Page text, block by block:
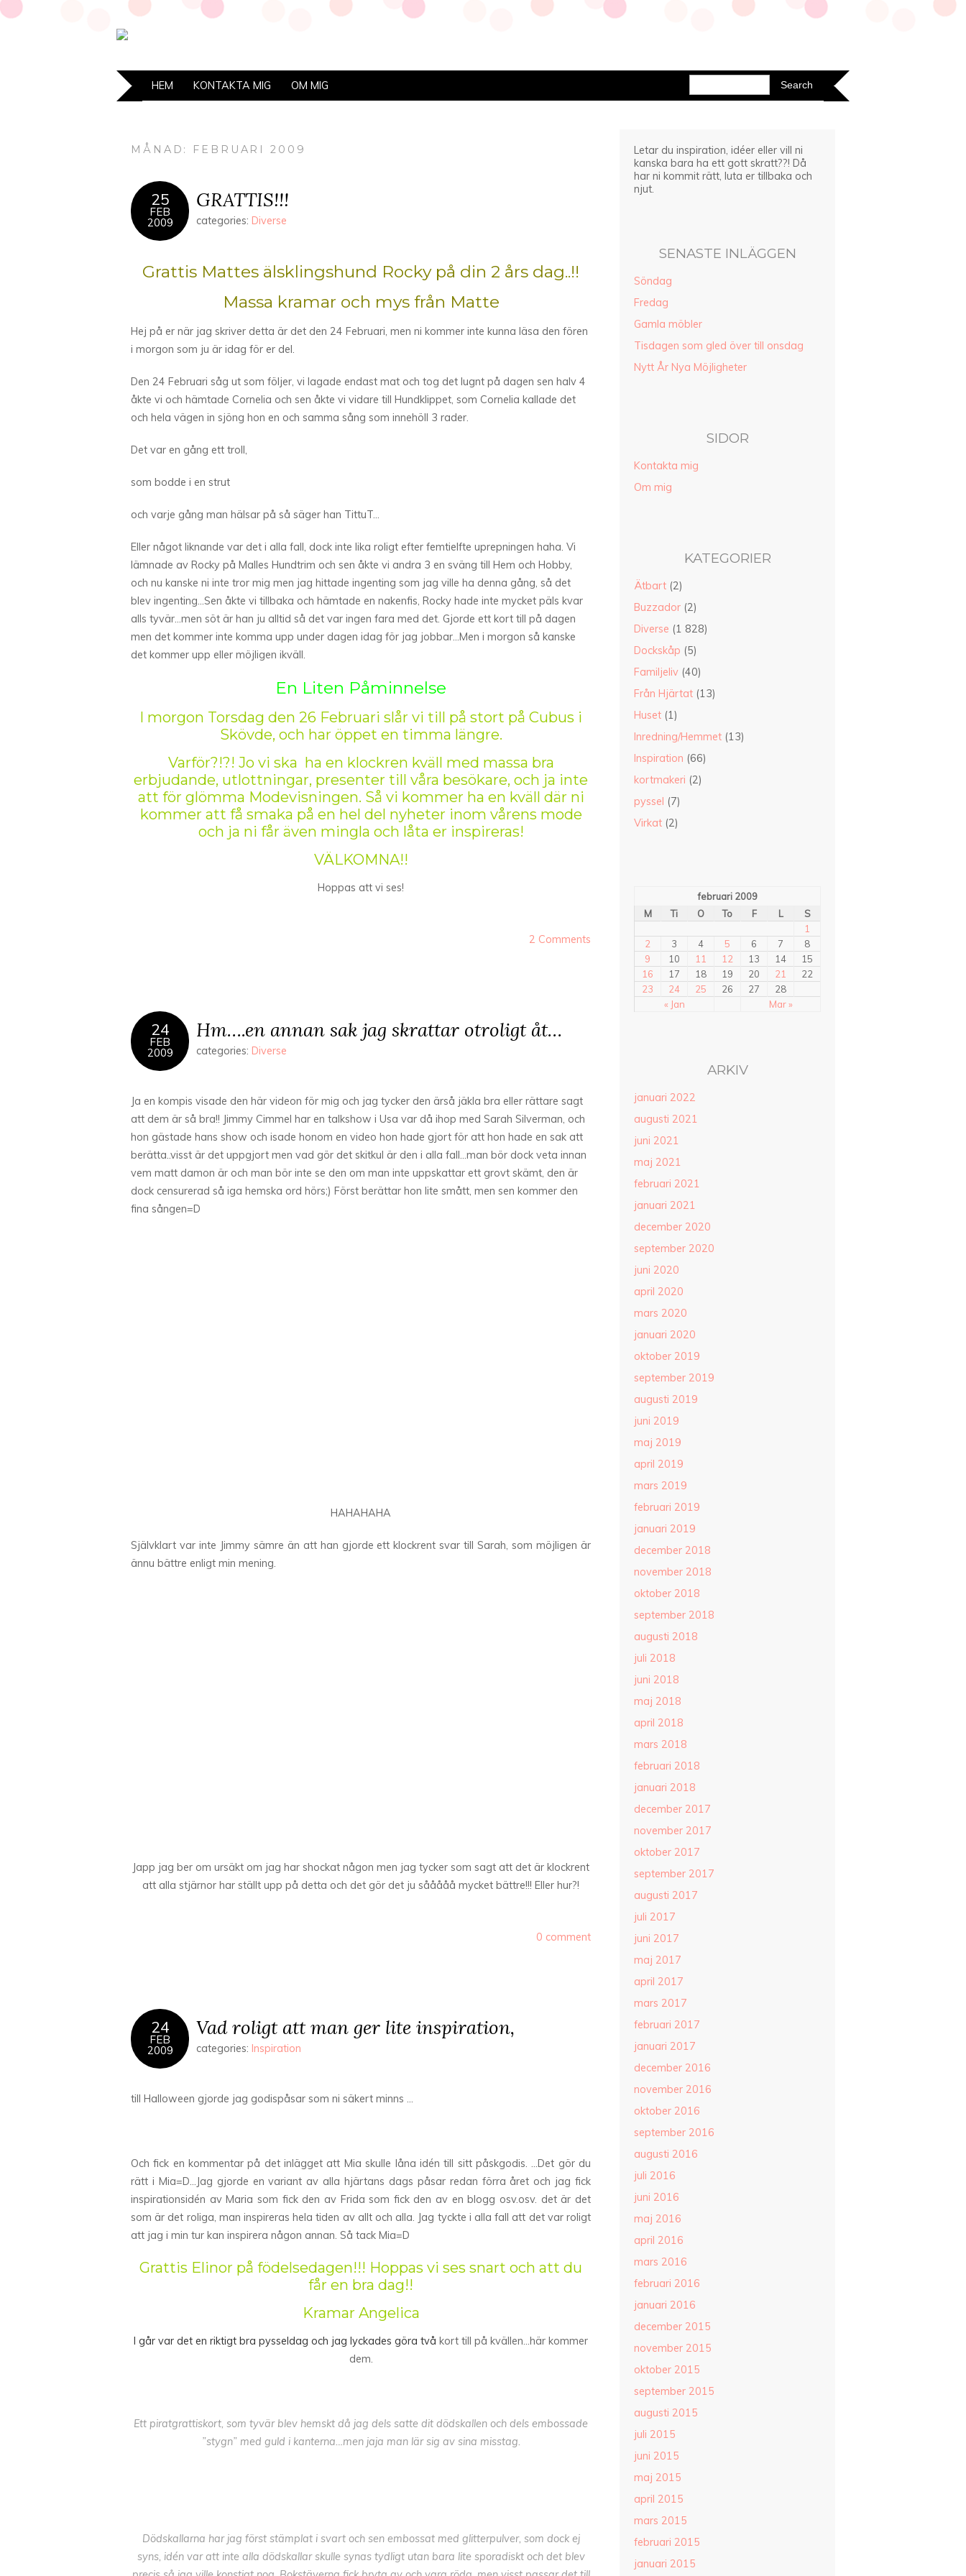
HEM KONTAKTA MIG OM MIG
MÅNAD: FEBRUARI 2009
25
FEB
2009
GRATTIS!!!
categories: Diverse
Grattis Mattes älsklingshund Rocky på din 2 års dag..!!
Massa kramar och mys från Matte
Hej på er när jag skriver detta är det den 24 Februari, men ni kommer inte kunna läsa den fören
i morgon som ju är idag för er del.
Den 24 Februari såg ut som följer, vi lagade endast mat och tog det lugnt på dagen sen halv 4
åkte vi och hämtade Cornelia och sen åkte vi vidare till Hundklippet, som Cornelia kallade det
och hela vägen in sjöng hon en och samma sång som innehöll 3 rader.
Det var en gång ett troll,
som bodde i en strut
och varje gång man hälsar på så säger han TittuT…
Eller något liknande var det i alla fall, dock inte lika roligt efter femtielfte uprepningen haha. Vi
lämnade av Rocky på Malles Hundtrim och sen åkte vi andra 3 en sväng till Hem och Hobby,
och nu kanske ni inte tror mig men jag hittade ingenting som jag ville ha denna gång, så det
blev ingenting…Sen åkte vi tillbaka och hämtade en nakenfis, Rocky hade inte mycket päls kvar
alls tyvär…men söt är han ju alltid så det var ingen fara med det. Gjorde ett kort till på dagen
men det kommer inte komma upp under dagen idag för jag jobbar…Men i morgon så kanske
det kommer upp eller möjligen ikväll.
En Liten Påminnelse
I morgon Torsdag den 26 Februari slår vi till på stort på Cubus i
Skövde, och har öppet en timma längre.
Varför?!?! Jo vi ska ha en klockren kväll med massa bra
erbjudande, utlottningar, presenter till våra besökare, och ja inte
att för glömma Modevisningen. Så vi kommer ha en kväll där ni
kommer att få smaka på en hel del nyheter inom vårens mode
och ja ni får även mingla och låta er inspireras!
VÄLKOMNA!!
Hoppas att vi ses!
2 Comments
24
FEB
2009
Hm….en annan sak jag skrattar otroligt åt…
categories: Diverse
Ja en kompis visade den här videon för mig och jag tycker den ärså jäkla bra eller rättare sagt
att dem är så bra!! Jimmy Cimmel har en talkshow i Usa var då ihop med Sarah Silverman, och
hon gästade hans show och isade honom en video hon hade gjort för att hon hade en sak att
berätta..visst är det uppgjort men vad gör det skitkul är den i alla fall…man bör dock veta innan
vem matt damon är och man bör inte se den om man inte uppskattar ett grovt skämt, den är
dock censurerad så iga hemska ord hörs;) Först berättar hon lite smått, men sen kommer den
fina sången=D
HAHAHAHA
Självklart var inte Jimmy sämre än att han gjorde ett klockrent svar till Sarah, som möjligen är
ännu bättre enligt min mening.
Japp jag ber om ursäkt om jag har shockat någon men jag tycker som sagt att det är klockrent
att alla stjärnor har ställt upp på detta och det gör det ju sååååå mycket bättre!!! Eller hur?!
0 comment
24
FEB
2009
Vad roligt att man ger lite inspiration,
categories: Inspiration
till Halloween gjorde jag godispåsar som ni säkert minns …
Och fick en kommentar på det inlägget att Mia skulle låna idén till sitt påskgodis. …Det gör du
rätt i Mia=D…Jag gjorde en variant av alla hjärtans dags påsar redan förra året och jag fick
inspirationsidén av Maria som fick den av Frida som fick den av en blogg osv.osv. det är det
som är det roliga, man inspireras hela tiden av allt och alla. Jag tyckte i alla fall att det var roligt
att jag i min tur kan inspirera någon annan. Så tack Mia=D
Grattis Elinor på födelsedagen!!! Hoppas vi ses snart och att du
får en bra dag!!
Kramar Angelica
I går var det en riktigt bra pysseldag och jag lyckades göra två kort till på kvällen…här kommer
dem.
Ett piratgrattiskort, som tyvär blev hemskt då jag dels satte dit dödskallen och dels embossade
”stygn” med guld i kanterna…men jaja man lär sig av sina misstag.
Dödskallarna har jag först stämplat i svart och sen embossat med glitterpulver, som dock ej
syns, idén var att inte alla dödskallar skulle synas tydligt utan bara lite sporadiskt och det blev
Letar du inspiration, idéer eller vill ni
kanska bara ha ett gott skratt??! Då
har ni kommit rätt, luta er tillbaka och
njut.
SENASTE INLÄGGEN
Söndag
Fredag
Gamla möbler
Tisdagen som gled över till onsdag
Nytt År Nya Möjligheter
SIDOR
Kontakta mig
Om mig
KATEGORIER
Ätbart (2)
Buzzador (2)
Diverse (1 828)
Dockskåp (5)
Familjeliv (40)
Från Hjärtat (13)
Huset (1)
Inredning/Hemmet (13)
Inspiration (66)
kortmakeri (2)
pyssel (7)
Virkat (2)
februari 2009
M
Ti O To F L S
« Jan Mar »
1
2
3 4 5 6 7
8
9
10 11 12 13 14
15
16
17 18 19 20 21
22
23
24 25 26 27 28
ARKIV
januari 2022
augusti 2021
juni 2021
maj 2021
februari 2021
januari 2021
december 2020
september 2020
juni 2020
april 2020
mars 2020
januari 2020
oktober 2019
september 2019
augusti 2019
juni 2019
maj 2019
april 2019
mars 2019
februari 2019
januari 2019
december 2018
november 2018
oktober 2018
september 2018
augusti 2018
juli 2018
juni 2018
maj 2018
april 2018
mars 2018
februari 2018
januari 2018
december 2017
november 2017
oktober 2017
september 2017
augusti 2017
juli 2017
juni 2017
maj 2017
april 2017
mars 2017
februari 2017
januari 2017
december 2016
november 2016
oktober 2016
september 2016
augusti 2016
juli 2016
juni 2016
maj 2016
april 2016
mars 2016
februari 2016
januari 2016
december 2015
november 2015
oktober 2015
september 2015
augusti 2015
juli 2015
juni 2015
maj 2015
april 2015
mars 2015
februari 2015
januari 2015